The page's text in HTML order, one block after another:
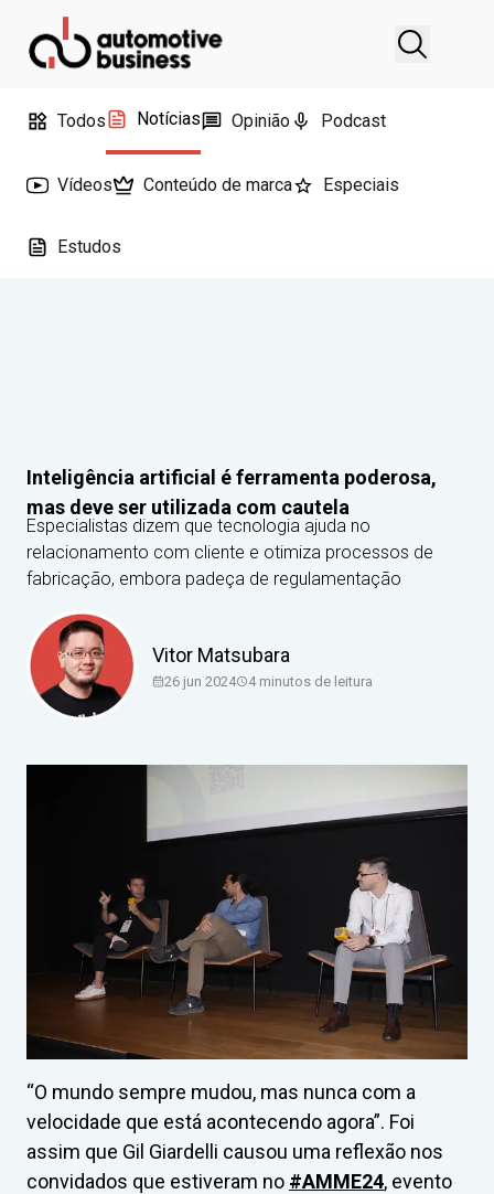
Todos Notícias Opinião Podcast
Vídeos Conteúdo de marca Especiais
Estudos
Inteligência artificial é ferramenta poderosa,
mas deve ser utilizada com cautela
Especialistas dizem que tecnologia ajuda no
relacionamento com cliente e otimiza processos de
fabricação, embora padeça de regulamentação
Vitor Matsubara
26 jun 2024 4minutos de leitura
“O mundo sempre mudou, mas nunca com a
velocidade que está acontecendo agora”. Foi
assim que Gil Giardelli causou uma reflexão nos
convidados que estiveram no #AMME24, evento